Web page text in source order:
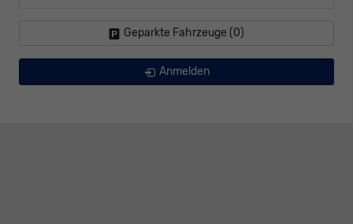
Geparkte Fahrzeuge (0)
Anmelden